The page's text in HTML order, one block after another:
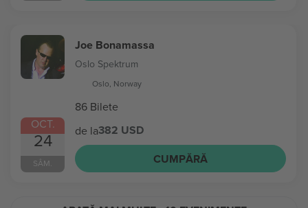
OCT.
24
SÂM.
Joe Bonamassa
Oslo Spektrum
Oslo, Norway
86 Bilete
de la382 USD
CUMPĂRĂ